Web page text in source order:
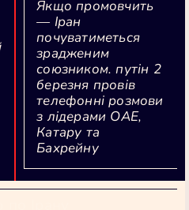
Якщо промовчить
— Іран
почуватиметься
зрадженим
союзником. путін 2
березня провів
телефонні розмови
з лідерами ОАЕ,
Катару та
Бахрейну